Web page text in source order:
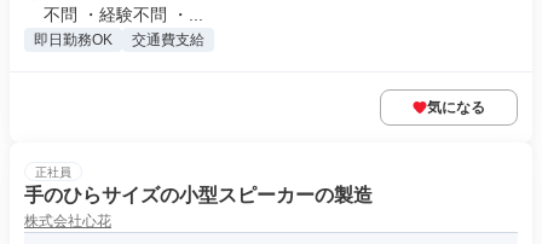
不問 ・経験不問 ・...
即日勤務OK 交通費支給
気になる
正社員
手のひらサイズの小型スピーカーの製造
株式会社心花